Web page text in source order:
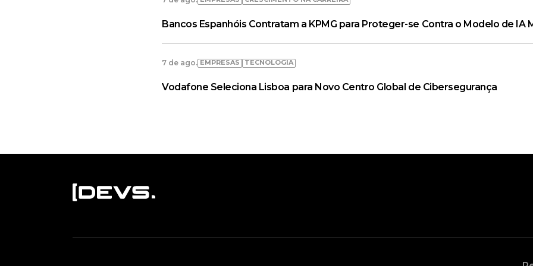
Bancos Espanhóis Contratam a KPMG para Proteger-se Contra o Modelo de IA
7 de ago. EMPRESAS TECNOLOGIA
Vodafone Seleciona Lisboa para Novo Centro Global de Cibersegurança